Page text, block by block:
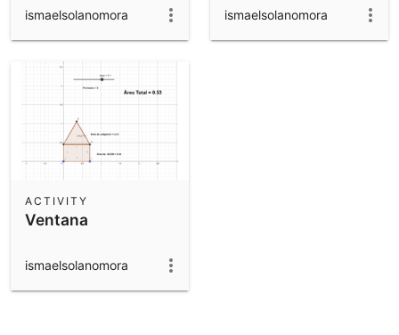
ismaelsolanomora ismaelsolanomora
Ventana
ACTIVITY
ismaelsolanomora